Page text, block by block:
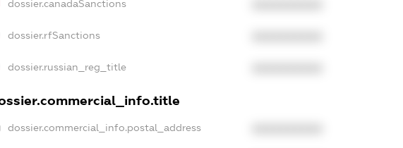
dossier.canadaSanctions
dossier.rfSanctions
dossier.russian_reg_title
dossier.commercial_info.postal_address